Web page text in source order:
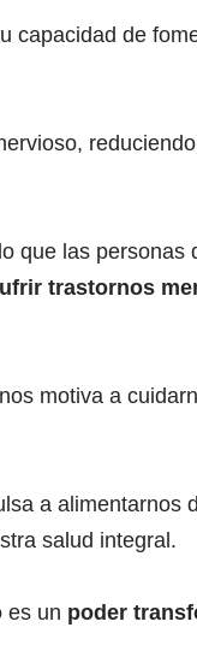
capacidad de
que las personas
trastornos
nos motiva a
a alimentarnos
salud integral.
es un poder